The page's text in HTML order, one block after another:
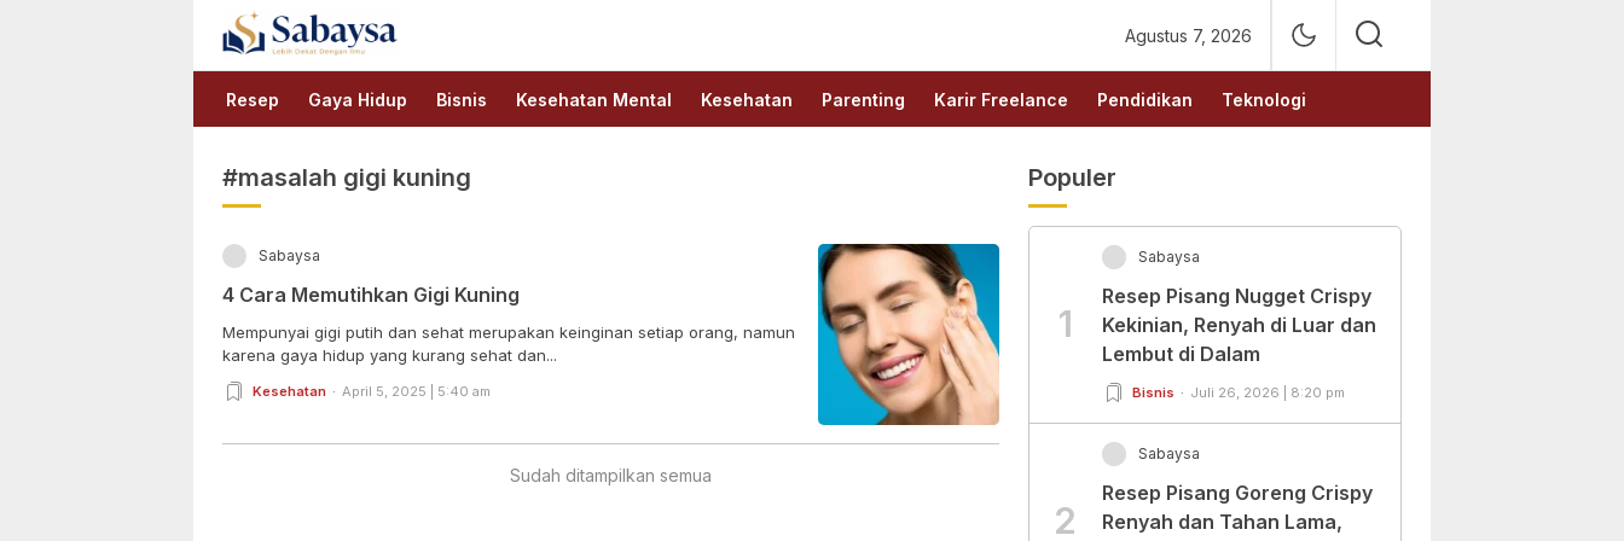
Sabaysa
Lebih Dekat Dengan Ilmu
Agustus 7, 2026
Resep Gaya Hidup Bisnis Kesehatan Mental Kesehatan Parenting Karir Freelance Pendidikan Teknologi
#masalah gigi kuning
Sabaysa
4 Cara Memutihkan Gigi Kuning
Mempunyai gigi putih dan sehat merupakan keinginan setiap orang, namun
karena gaya hidup yang kurang sehat dan...
Kesehatan April 5, 2025 | 5:40 am
Sudah ditampilkan semua
Populer
1
Sabaysa
Resep Pisang Nugget Crispy
Kekinian, Renyah di Luar dan
Lembut di Dalam
Bisnis Juli 26, 2026 | 8:20 pm
2
Sabaysa
Resep Pisang Goreng Crispy
Renyah dan Tahan Lama,